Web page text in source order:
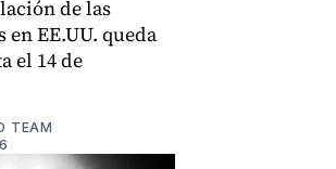
de las
EE.UU. queda
el 14 de
TEAM